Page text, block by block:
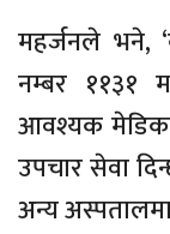
महर्जनले भने,
नम्बर ११३१
आवश्यक
उपचार सेवा
अन्य